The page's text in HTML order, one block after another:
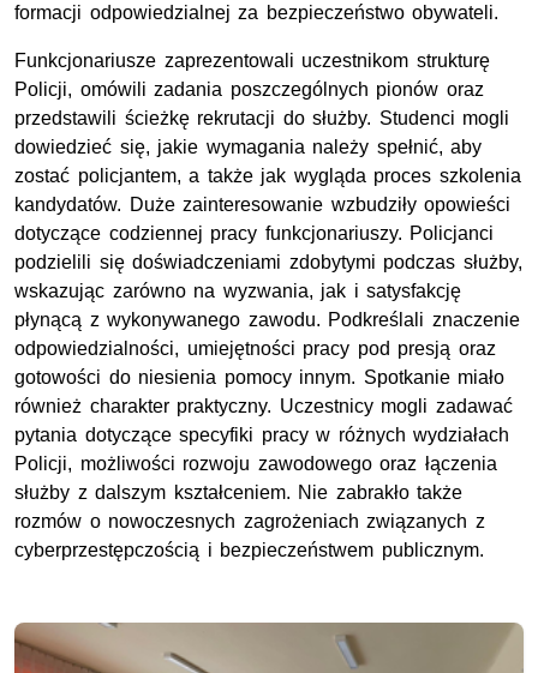
formacji odpowiedzialnej za bezpieczeństwo obywateli.
Funkcjonariusze zaprezentowali uczestnikom strukturę
Policji, omówili zadania poszczególnych pionów oraz
przedstawili ścieżkę rekrutacji do służby. Studenci mogli
dowiedzieć się, jakie wymagania należy spełnić, aby
zostać policjantem, a także jak wygląda proces szkolenia
kandydatów. Duże zainteresowanie wzbudziły opowieści
dotyczące codziennej pracy funkcjonariuszy. Policjanci
podzielili się doświadczeniami zdobytymi podczas służby,
wskazując zarówno na wyzwania, jak i satysfakcję
płynącą z wykonywanego zawodu. Podkreślali znaczenie
odpowiedzialności, umiejętności pracy pod presją oraz
gotowości do niesienia pomocy innym. Spotkanie miało
również charakter praktyczny. Uczestnicy mogli zadawać
pytania dotyczące specyfiki pracy w różnych wydziałach
Policji, możliwości rozwoju zawodowego oraz łączenia
służby z dalszym kształceniem. Nie zabrakło także
rozmów o nowoczesnych zagrożeniach związanych z
cyberprzestępczością i bezpieczeństwem publicznym.